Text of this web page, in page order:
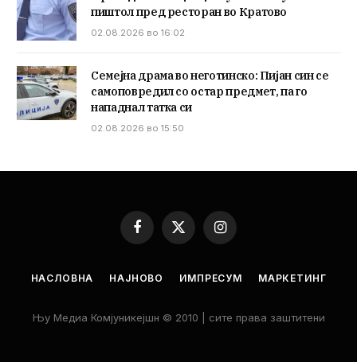
пиштол пред ресторан во Кратово
02.08.2026 во 16:02
Семејна драма во неготинско: Пијан син се
самоповредил со остар предмет, па го
нападнал татка си
02.08.2026 во 15:50
Facebook
X
(Twitter)
Instagram
НАСЛОВНА НАЈНОВО ИМПРЕСУМ МАРКЕТИНГ
Њу Медиа Комјуникејшн © 2010 | сите права заштитени